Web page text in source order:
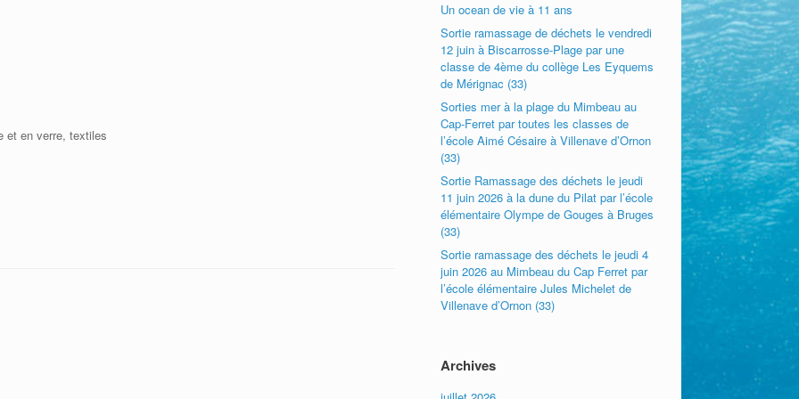
et en verre, textiles
Un ocean de vie à 11 ans
Sortie ramassage de déchets le vendredi
12 juin à Biscarrosse-Plage par une
classe de 4ème du collège Les Eyquems
de Mérignac (33)
Sorties mer à la plage du Mimbeau au
Cap-Ferret par toutes les classes de
l’école Aimé Césaire à Villenave d’Ornon
(33)
Sortie Ramassage des déchets le jeudi
11 juin 2026 à la dune du Pilat par l’école
élémentaire Olympe de Gouges à Bruges
(33)
Sortie ramassage des déchets le jeudi 4
juin 2026 au Mimbeau du Cap Ferret par
l’école élémentaire Jules Michelet de
Villenave d’Ornon (33)
Archives